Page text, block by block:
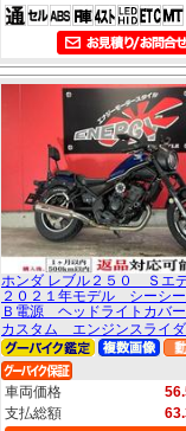
ホンダ レブル２５０ Ｓエ
２０２１年モデル シーシ
Ｂ電源 ヘッドライトカバ
カスタム エンジンスライ
車両価格
支払総額